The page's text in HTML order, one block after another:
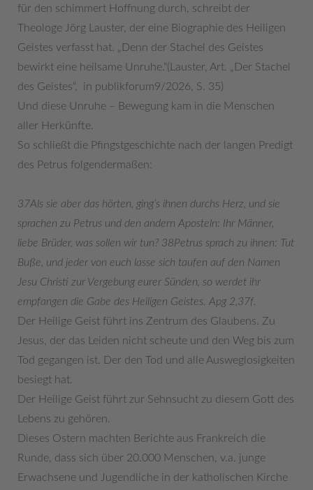
für den schimmert Hoffnung durch, schreibt der
Theologe Jörg Lauster, der eine Biographie des Heiligen
Geistes verfasst hat. „Denn der Stachel des Geistes
bewirkt eine heilsame Unruhe.“(Lauster, Art. „Der Stachel
des Geistes“, in publikforum9/2026, S. 35)
Und diese Unruhe – Bewegung kam in die Menschen
aller Herkünfte.
So schließt die Pfingstgeschichte nach der langen Predigt
des Petrus folgendermaßen:
37Als sie aber das hörten, ging’s ihnen durchs Herz, und sie
sprachen zu Petrus und den andern Aposteln: Ihr Männer,
liebe Brüder, was sollen wir tun? 38Petrus sprach zu ihnen: Tut
Buße, und jeder von euch lasse sich taufen auf den Namen
Jesu Christi zur Vergebung eurer Sünden, so werdet ihr
empfangen die Gabe des Heiligen Geistes. Apg 2,37f.
Der Heilige Geist führt ins Zentrum des Glaubens. Zu
Jesus, der das Leiden nicht scheute und den Weg bis zum
Tod gegangen ist. Der den Tod und alle Ausweglosigkeiten
besiegt hat.
Der Heilige Geist führt zur Sehnsucht zu diesem Gott des
Lebens zu gehören.
Dieses Ostern machten Berichte aus Frankreich die
Runde, dass sich über 20.000 Menschen, v.a. junge
Erwachsene und Jugendliche in der katholischen Kirche